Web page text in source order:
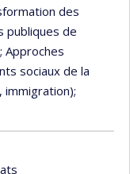
des
publiques de
; Approches
sociaux de la
immigration);